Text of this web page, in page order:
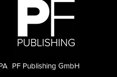
PF Publishing GmbH